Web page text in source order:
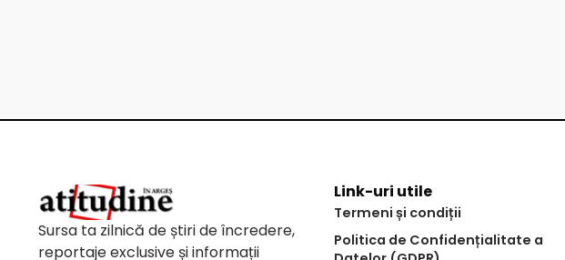
Sursa ta zilnică de știri de încredere,
reportaje exclusive și informații
Link-uri utile
Termeni și condiții
Politica de Confidențialitate a